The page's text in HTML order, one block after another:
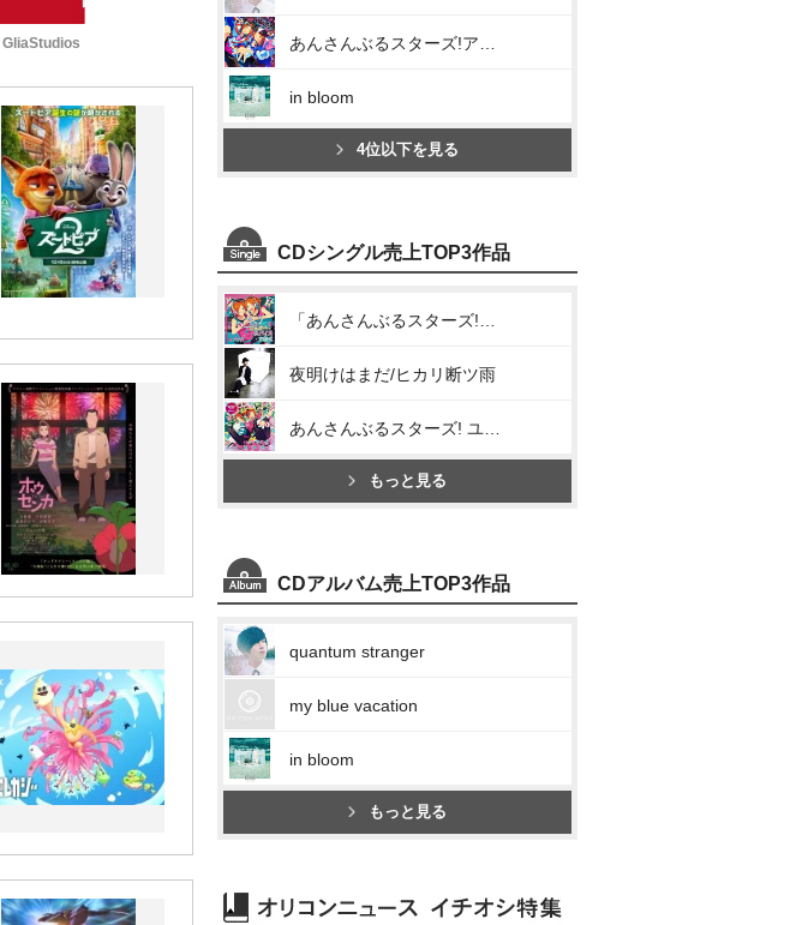
GliaStudios
in bloom
4位以下を見る
CDシングル売上TOP3作品
夜明けはまだ/ヒカリ断ツ雨
もっと見る
CDアルバム売上TOP3作品
quantum stranger
my blue vacation
in bloom
もっと見る